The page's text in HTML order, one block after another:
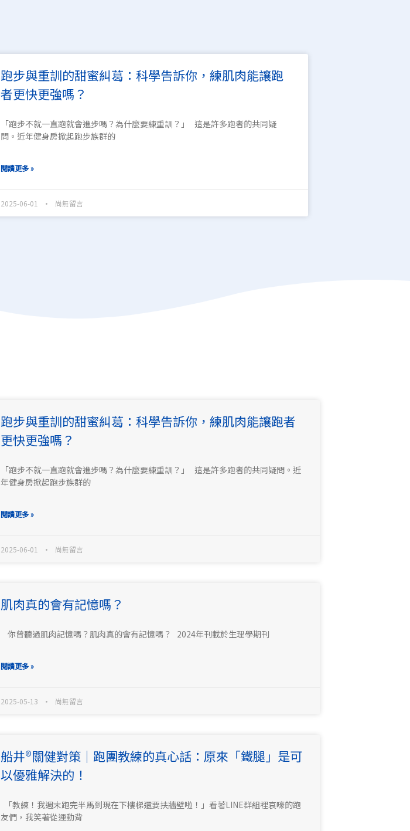
跑步與重訓的甜蜜糾葛：科學告訴你，練肌肉能讓跑
者更快更強嗎？
「跑步不就一直跑就會進步嗎？為什麼要練重訓？」 這是許多跑者的共同疑
問。近年健身房掀起跑步族群的
閱讀更多 »
2025-06-01 尚無留言
跑步與重訓的甜蜜糾葛：科學告訴你，練肌肉能讓跑者
更快更強嗎？
「跑步不就一直跑就會進步嗎？為什麼要練重訓？」 這是許多跑者的共同疑問。近
年健身房掀起跑步族群的
閱讀更多 »
2025-06-01 尚無留言
肌肉真的會有記憶嗎？
你曾聽過肌肉記憶嗎？肌肉真的會有記憶嗎？ 2024年刊載於生理學期刊
閱讀更多 »
2025-05-13 尚無留言
船井®關健對策｜跑團教練的真心話：原來「鐵腿」是可
以優雅解決的！
「教練！我週末跑完半馬到現在下樓梯還要扶牆壁啦！」看著LINE群組裡哀嚎的跑
友們，我笑著從運動背
面